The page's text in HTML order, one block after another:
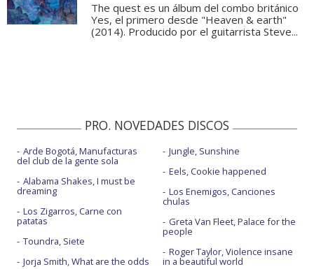
The quest es un álbum del combo británico
Yes, el primero desde "Heaven & earth"
(2014). Producido por el guitarrista Steve...
PRO. NOVEDADES DISCOS
Arde Bogotá, Manufacturas
del club de la gente sola
Alabama Shakes, I must be
dreaming
Los Zigarros, Carne con
patatas
Toundra, Siete
Jorja Smith, What are the odds
Jungle, Sunshine
Eels, Cookie happened
Los Enemigos, Canciones
chulas
Greta Van Fleet, Palace for the
people
Roger Taylor, Violence insane
in a beautiful world